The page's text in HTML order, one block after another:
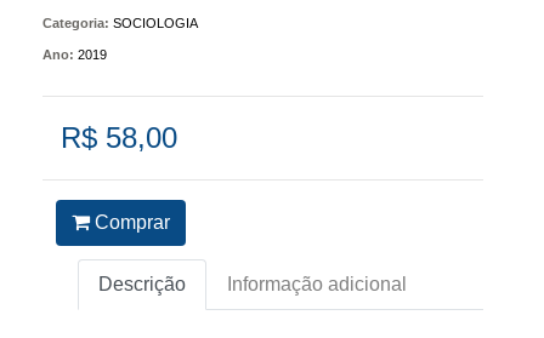
Categoria: SOCIOLOGIA
Ano: 2019
R$ 58,00
Comprar
Descrição Informação adicional